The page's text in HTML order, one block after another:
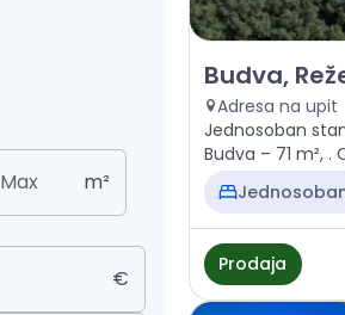
Max m²
€
Prodaja - Stan
Budva,
Adresa na upit
Jednosoban
Prodaja